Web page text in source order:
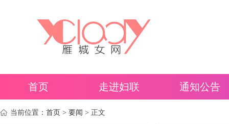
首页 走进妇联 通知公告
当前位置： 首页 > 要闻 > 正文